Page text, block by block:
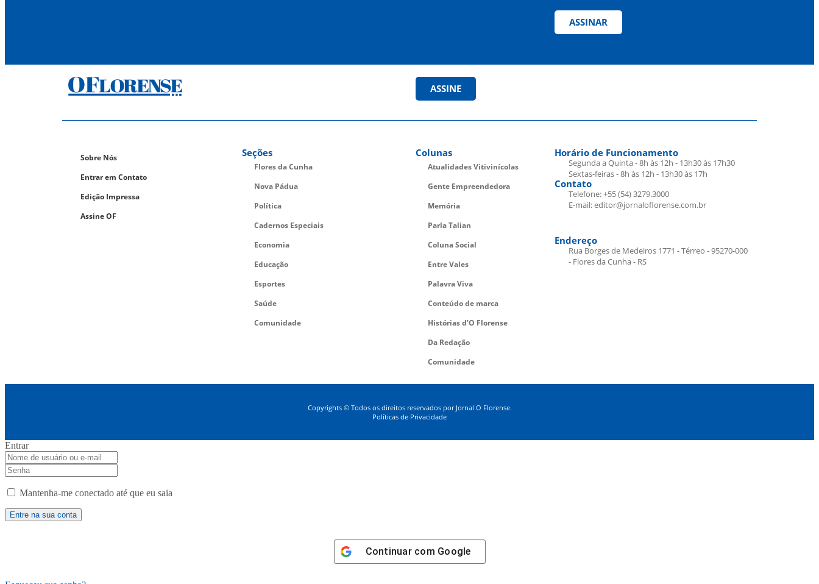
ASSINAR
ASSINE
Sobre Nós
Entrar em Contato
Edição Impressa
Assine OF
Seções
Flores da Cunha
Nova Pádua
Política
Cadernos Especiais
Economia
Educação
Esportes
Saúde
Comunidade
Colunas
Atualidades Vitivinícolas
Gente Empreendedora
Memória
Parla Talian
Coluna Social
Entre Vales
Palavra Viva
Conteúdo de marca
Histórias d’O Florense
Da Redação
Comunidade
Horário de Funcionamento
Segunda a Quinta - 8h às 12h - 13h30 às 17h30
Sextas-feiras - 8h às 12h - 13h30 às 17h
Contato
Telefone: +55 (54) 3279.3000
E-mail: editor@jornaloflorense.com.br
Endereço
Rua Borges de Medeiros 1771 - Térreo - 95270-000
- Flores da Cunha - RS
Copyrights © Todos os direitos reservados por Jornal O Florense.
Políticas de Privacidade
Entrar
Mantenha-me conectado até que eu saia
Continuar com Google